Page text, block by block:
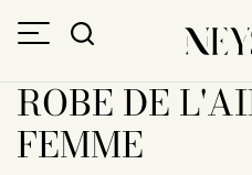
ROBE DE
FEMME